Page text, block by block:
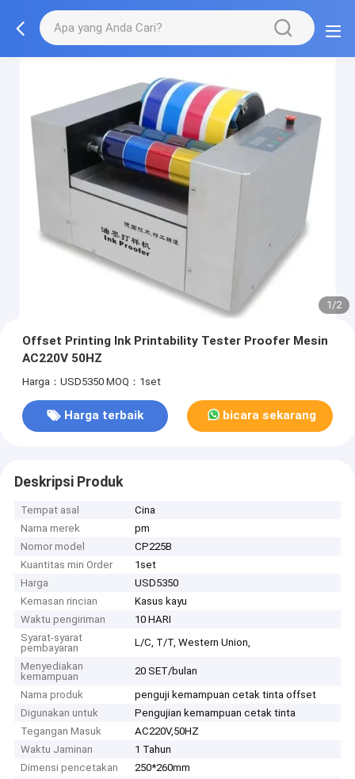
1/2
Offset Printing Ink Printability Tester Proofer Mesin
AC220V 50HZ
Harga：USD5350 MOQ：1set
Harga terbaik bicara sekarang
Deskripsi Produk
Tempat asal
Cina
Nama merek
pm
Nomor model
CP225B
Kuantitas min Order
1set
Harga
USD5350
Kemasan rincian
Kasus kayu
Waktu pengiriman
10 HARI
Syarat-syarat
pembayaran
L/C, T/T, Western Union,
Menyediakan
kemampuan
20 SET/bulan
Nama produk
penguji kemampuan cetak tinta offset
Digunakan untuk
Pengujian kemampuan cetak tinta
Tegangan Masuk
AC220V,50HZ
Waktu Jaminan
1 Tahun
Dimensi pencetakan
250*260mm